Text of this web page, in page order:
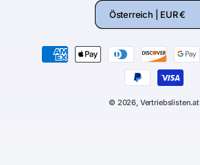
Österreich | EUR €
Zahlungsmethoden
© 2026, Vertriebslisten.at